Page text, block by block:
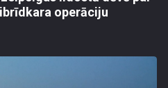
operāciju